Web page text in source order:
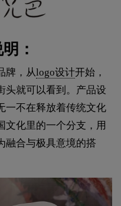
：
牌，从logo设计开始，
头就可以看到。产品设
一不在释放着传统文化
文化里的一个分支，用
融合与极具意境的搭